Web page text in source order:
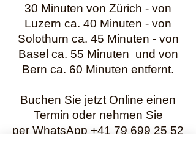
30 Minuten von Zürich - von
Luzern ca. 40 Minuten - von
Solothurn ca. 45 Minuten - von
Basel ca. 55 Minuten und von
Bern ca. 60 Minuten entfernt.
Buchen Sie jetzt Online einen
Termin oder nehmen Sie
per WhatsApp +41 79 699 25 52